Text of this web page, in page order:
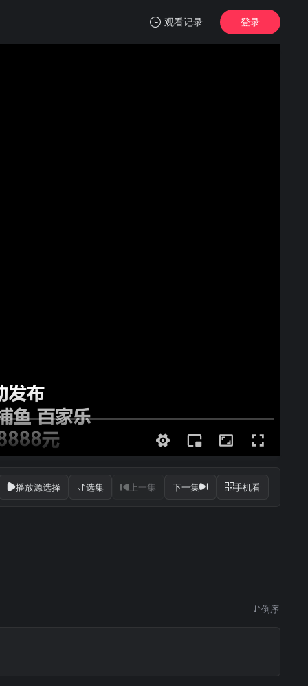
观看记录 登录
播放源选择 选集 上一集 下一集 手机看
倒序